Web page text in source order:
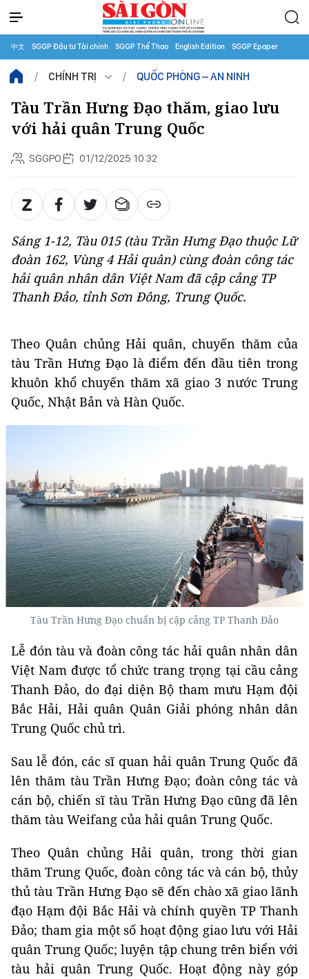
中文 SGGP Đầu tư Tài chính SGGP Thể Thao English Edition SGGP Epaper
CHÍNH TRỊ QUỐC PHÒNG – AN NINH
Tàu Trần Hưng Đạo thăm, giao lưu
với hải quân Trung Quốc
SGGPO 01/12/2025 10:32
Sáng 1-12, Tàu 015 (tàu Trần Hưng Đạo thuộc Lữ
đoàn 162, Vùng 4 Hải quân) cùng đoàn công tác
hải quân nhân dân Việt Nam đã cập cảng TP
Thanh Đảo, tỉnh Sơn Đông, Trung Quốc.
Theo Quân chủng Hải quân, chuyến thăm của
tàu Trần Hưng Đạo là điểm đến đầu tiên trong
khuôn khổ chuyến thăm xã giao 3 nước Trung
Quốc, Nhật Bản và Hàn Quốc.
Tàu Trần Hưng Đạo chuẩn bị cập cảng TP Thanh Đảo
Lễ đón tàu và đoàn công tác hải quân nhân dân
Việt Nam được tổ chức trang trọng tại cầu cảng
Thanh Đảo, do đại diện Bộ tham mưu Hạm đội
Bắc Hải, Hải quân Quân Giải phóng nhân dân
Trung Quốc chủ trì.
Sau lễ đón, các sĩ quan hải quân Trung Quốc đã
lên thăm tàu Trần Hưng Đạo; đoàn công tác và
cán bộ, chiến sĩ tàu Trần Hưng Đạo cũng đã lên
thăm tàu Weifang của hải quân Trung Quốc.
Theo Quân chủng Hải quân, trong thời gian
thăm Trung Quốc, đoàn công tác và cán bộ, thủy
thủ tàu Trần Hưng Đạo sẽ đến chào xã giao lãnh
đạo Hạm đội Bắc Hải và chính quyền TP Thanh
Đảo; tham gia một số hoạt động giao lưu với Hải
quân Trung Quốc; luyện tập chung trên biển với
tàu hải quân Trung Quốc. Hoạt động này góp